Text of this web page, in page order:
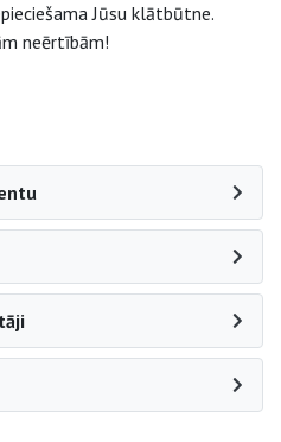
Jūsu klātbūtne.
neērtībām!